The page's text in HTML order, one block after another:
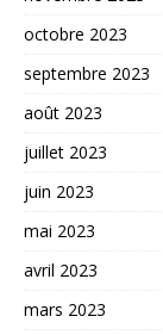
octobre 2023
septembre 2023
août 2023
juillet 2023
juin 2023
mai 2023
avril 2023
mars 2023